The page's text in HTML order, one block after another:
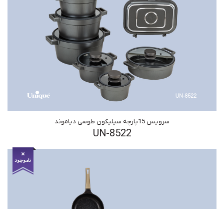
سرویس 15پارچه سیلیکون طوسی دیاموند
UN-8522